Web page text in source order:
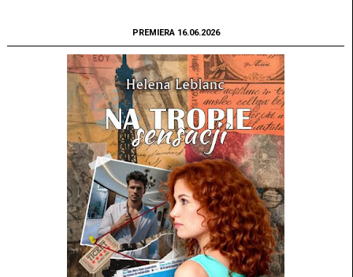
PREMIERA 16.06.2026